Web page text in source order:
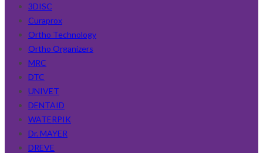
3DISC
Curaprox
Ortho Technology
Ortho Organizers
MRC
DTC
UNIVET
DENTAID
WATERPIK
Dr. MAYER
DREVE